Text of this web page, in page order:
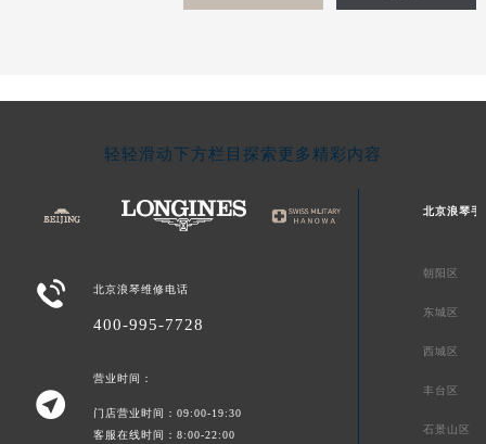
轻轻滑动下方栏目探索更多精彩内容
 北京浪琴维修电话
400-995-7728

营业时间：
门店营业时间：09:00-19:30
客服在线时间：8:00-22:00
北京浪琴手
朝阳区
东城区
西城区
丰台区
石景山区